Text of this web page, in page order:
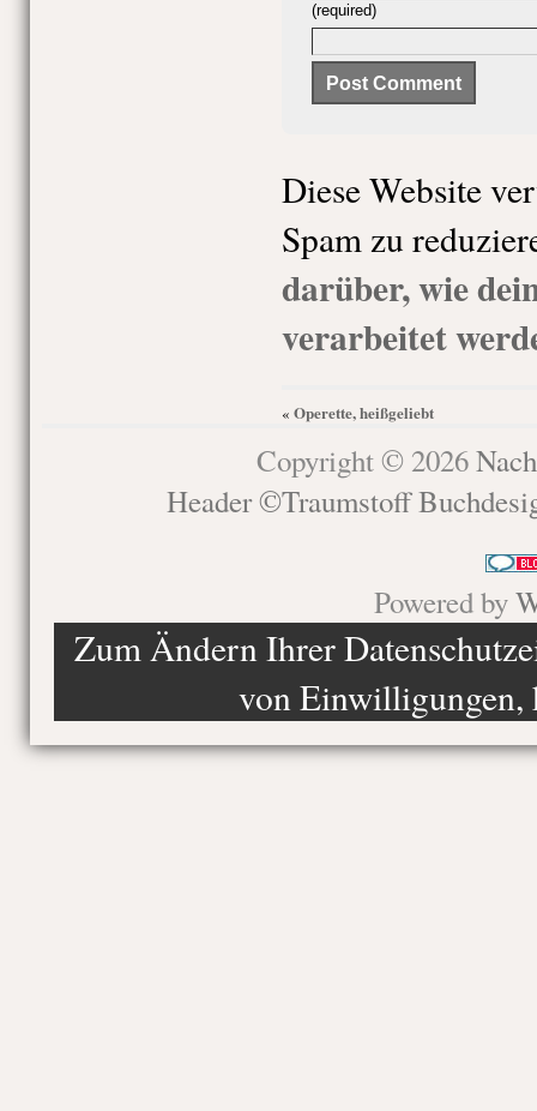
(required)
Diese Website
Spam zu
darüber, wie
verarbeitet
« Operette, heißgeliebt
Copyright © 2026
Header ©Traumstoff
Powered by
Zum Ändern Ihrer
von